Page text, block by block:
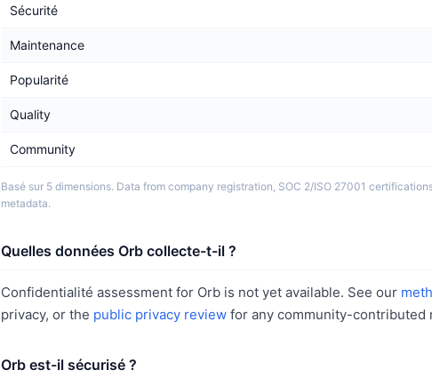
Sécurité
Maintenance
Popularité
Quality
Community
Basé sur 5 dimensions. Data from company registration, SOC 2/ISO 27001
metadata.
Quelles données Orb collecte-t-il ?
Confidentialité assessment for Orb is not yet available. See our
privacy, or the public privacy review for any community-contributed
Orb est-il sécurisé ?